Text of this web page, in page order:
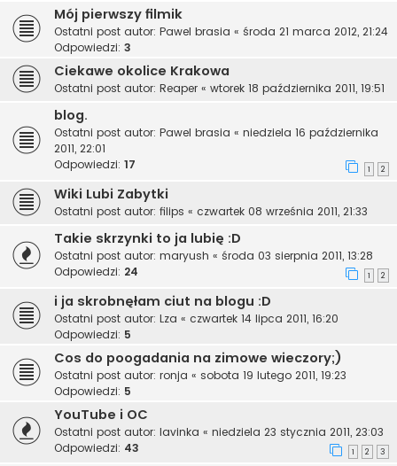
Mój pierwszy filmik
Ostatni post autor: Pawel brasia « środa 21 marca 2012, 21:24
Odpowiedzi: 3
Ciekawe okolice Krakowa
Ostatni post autor: Reaper « wtorek 18 października 2011, 19:51
blog.
Ostatni post autor: Pawel brasia « niedziela 16 października
2011, 22:01
Odpowiedzi: 17 1 2
Wiki Lubi Zabytki
Ostatni post autor: filips « czwartek 08 września 2011, 21:33
Takie skrzynki to ja lubię :D
Ostatni post autor: maryush « środa 03 sierpnia 2011, 13:28
Odpowiedzi: 24 1 2
i ja skrobnęłam ciut na blogu :D
Ostatni post autor: Lza « czwartek 14 lipca 2011, 16:20
Odpowiedzi: 5
Cos do poogadania na zimowe wieczory;)
Ostatni post autor: ronja « sobota 19 lutego 2011, 19:23
Odpowiedzi: 5
YouTube i OC
Ostatni post autor: lavinka « niedziela 23 stycznia 2011, 23:03
Odpowiedzi: 43 1 2 3